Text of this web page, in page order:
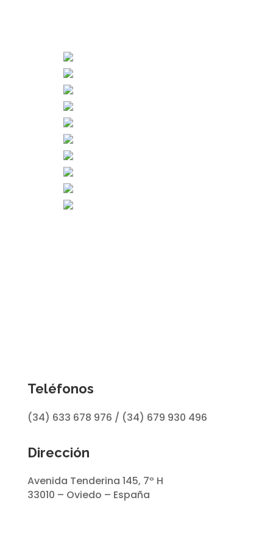
Teléfonos
(34) 633 678 976 / (34) 679 930 496
Dirección
Avenida Tenderina 145, 7º H
33010 – Oviedo – España